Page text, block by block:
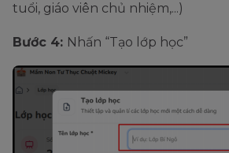
tuổi, giáo viên chủ nhiệm,...)
Bước 4: Nhấn “Tạo lớp học”